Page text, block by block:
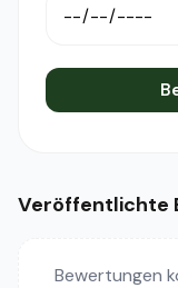
Veröffentlichte
Bewertungen